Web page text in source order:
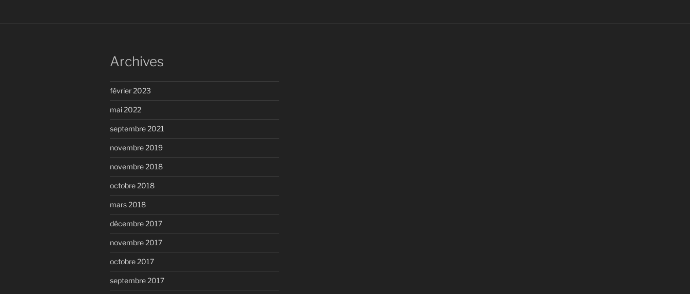
Archives
février 2023
mai 2022
septembre 2021
novembre 2019
novembre 2018
octobre 2018
mars 2018
décembre 2017
novembre 2017
octobre 2017
septembre 2017